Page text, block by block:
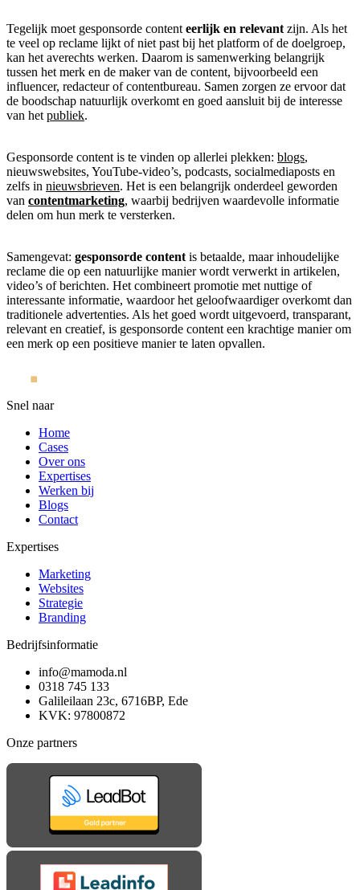
Tegelijk moet gesponsorde content eerlijk en relevant zijn. Als het
te veel op reclame lijkt of niet past bij het platform of de doelgroep,
kan het averechts werken. Daarom is samenwerking belangrijk
tussen het merk en de maker van de content, bijvoorbeeld een
influencer, redacteur of contentbureau. Samen zorgen ze ervoor dat
de boodschap natuurlijk overkomt en goed aansluit bij de interesse
van het publiek.
Gesponsorde content is te vinden op allerlei plekken: blogs,
nieuwswebsites, YouTube-video’s, podcasts, socialmediaposts en
zelfs in nieuwsbrieven. Het is een belangrijk onderdeel geworden
van contentmarketing, waarbij bedrijven waardevolle informatie
delen om hun merk te versterken.
Samengevat: gesponsorde content is betaalde, maar inhoudelijke
reclame die op een natuurlijke manier wordt verwerkt in artikelen,
video’s of berichten. Het combineert promotie met nuttige of
interessante informatie, waardoor het geloofwaardiger overkomt dan
traditionele advertenties. Als het goed wordt uitgevoerd, transparant,
relevant en creatief, is gesponsorde content een krachtige manier om
een merk op een positieve manier te laten opvallen.
Snel naar
Home
Cases
Over ons
Expertises
Werken bij
Blogs
Contact
Expertises
Marketing
Websites
Strategie
Branding
Bedrijfsinformatie
info@mamoda.nl
0318 745 133
Galileilaan 23c, 6716BP, Ede
KVK: 97800872
Onze partners